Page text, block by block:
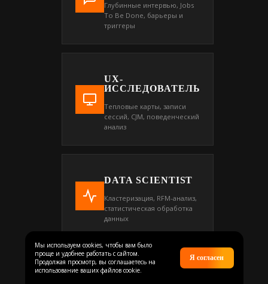
Глубинные интервью, Jobs
To Be Done, барьеры и
триггеры
UX-
ИССЛЕДОВАТЕЛЬ
Тепловые карты, записи
сессий, CJM, поведенческий
анализ
DATA SCIENTIST
Кластеризация, RFM-анализ,
статистическая обработка
данных
Мы используем cookies, чтобы вам было
проще и удобнее работать с сайтом.
Продолжая просмотр, вы соглашаетесь на
использование ваших файлов cookie.
Я согласен